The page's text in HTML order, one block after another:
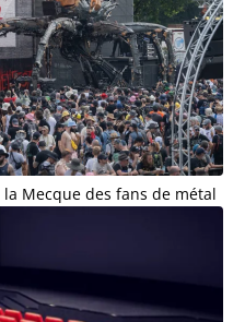
Mecque des fans de métal